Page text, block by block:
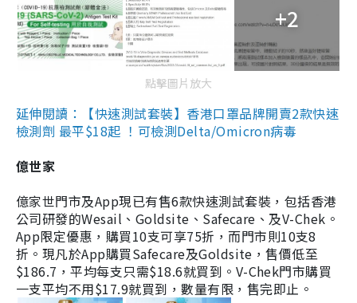
+2
點擊圖片放大
延伸閱讀：【快速測試套裝】香港口罩品牌開賣2款快速
檢測劑 最平$18起 ！可檢測Delta/Omicron病毒
億世家
億家世門市及App現已有售6款快速測試套裝，包括香港
公司研發的Wesail、Goldsite、Safecare、及V-Chek。
App限定優惠，購買10支可享75折，而門市則10支8
折。現凡於App購買Safecare及Goldsite，售價低至
$186.7，平均每支只需$18.6就買到。V-Chek門市購買
一支平均不用$17.9就買到，數量有限，售完即止。